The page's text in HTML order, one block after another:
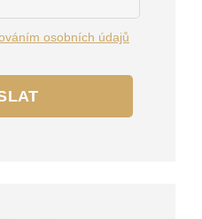
osobních údajů